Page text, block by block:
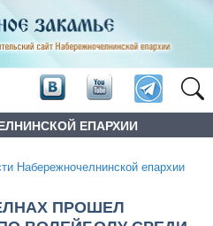
ЕПАРХИИ
Набережночелнинской епархии
ПРОШЕЛ